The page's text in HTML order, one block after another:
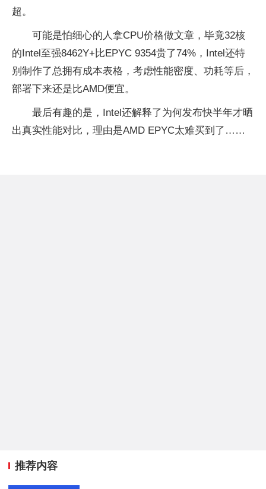
超。
可能是怕细心的人拿CPU价格做文章，毕竟32核
的Intel至强8462Y+比EPYC 9354贵了74%，Intel还特
别制作了总拥有成本表格，考虑性能密度、功耗等后，
部署下来还是比AMD便宜。
最后有趣的是，Intel还解释了为何发布快半年才晒
出真实性能对比，理由是AMD EPYC太难买到了……
推荐内容